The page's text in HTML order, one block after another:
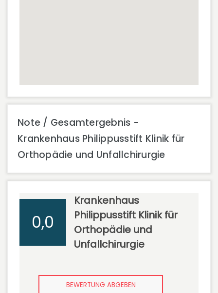
Note / Gesamtergebnis -
Krankenhaus Philippusstift Klinik für
Orthopädie und Unfallchirurgie
0,0
Krankenhaus
Philippusstift Klinik für
Orthopädie und
Unfallchirurgie
BEWERTUNG ABGEBEN